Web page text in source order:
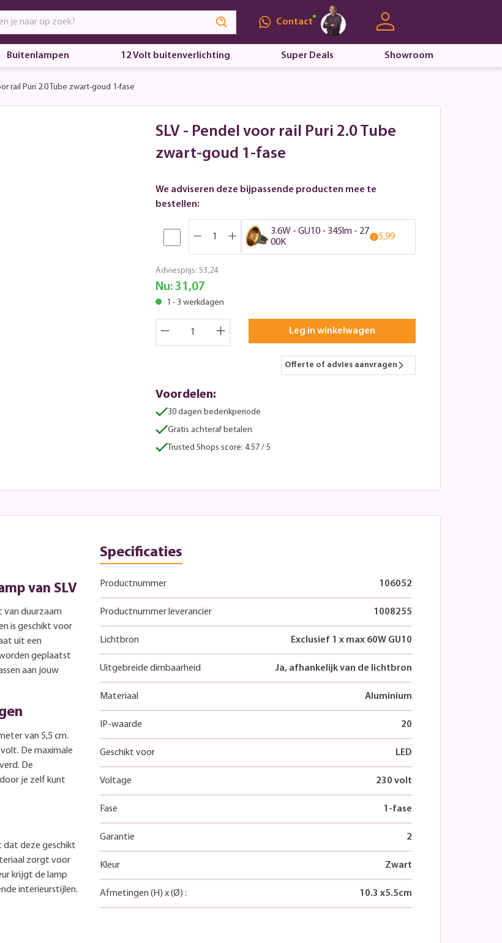
Contact
Buitenlampen 12 Volt buitenverlichting Super Deals Showroom
rail Puri 2.0 Tube zwart-goud 1-fase
SLV - Pendel voor rail Puri 2.0 Tube
zwart-goud 1-fase
We adviseren deze bijpassende producten mee te
bestellen:
3.6W - GU10 - 345lm - 27
00K
5,99
Adviesprijs: 53,24
Nu: 31,07
1 - 3 werkdagen
Leg in winkelwagen
Offerte of advies aanvragen
Voordelen:
30 dagen bedenkperiode
Gratis achteraf betalen
Trusted Shops score: 4.57 / 5
van SLV
van duurzaam
is geschikt voor
uit een
geplaatst
aan jouw
van 5,5 cm.
De maximale
De
je zelf kunt
dat deze geschikt
zorgt voor
krijgt de lamp
interieurstijlen.
Specificaties
Productnummer 106052
Productnummer leverancier 1008255
Lichtbron Exclusief 1 x max 60W GU10
Uitgebreide dimbaarheid Ja, afhankelijk van de lichtbron
Materiaal Aluminium
IP-waarde 20
Geschikt voor LED
Voltage 230 volt
Fase 1-fase
Garantie 2
Kleur Zwart
Afmetingen (H) x(Ø) : 10.3 x5.5cm